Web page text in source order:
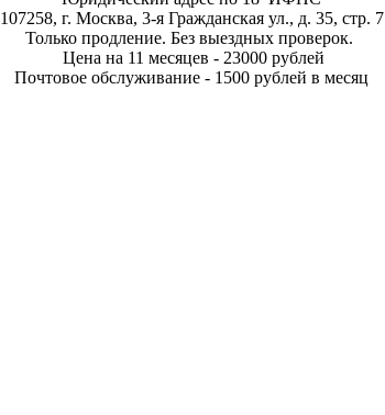
107258, г. Москва, 3-я Гражданская ул., д. 35, стр. 7
Только продление. Без выездных проверок.
Цена на 11 месяцев - 23000 рублей
Почтовое обслуживание - 1500 рублей в месяц